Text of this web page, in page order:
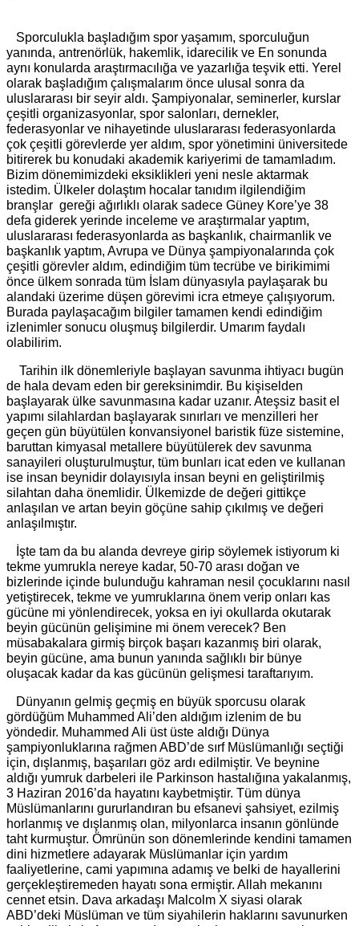
Sporculukla başladığım spor yaşamım, sporculuğun
yanında, antrenörlük, hakemlik, idarecilik ve En sonunda
aynı konularda araştırmacılığa ve yazarlığa teşvik etti. Yerel
olarak başladığım çalışmalarım önce ulusal sonra da
uluslararası bir seyir aldı. Şampiyonalar, seminerler, kurslar
çeşitli organizasyonlar, spor salonları, dernekler,
federasyonlar ve nihayetinde uluslararası federasyonlarda
çok çeşitli görevlerde yer aldım, spor yönetimini üniversitede
bitirerek bu konudaki akademik kariyerimi de tamamladım.
Bizim dönemimizdeki eksiklikleri yeni nesle aktarmak
istedim. Ülkeler dolaştım hocalar tanıdım ilgilendiğim
branşlar gereği ağırlıklı olarak sadece Güney Kore’ye 38
defa giderek yerinde inceleme ve araştırmalar yaptım,
uluslararası federasyonlarda as başkanlık, chairmanlik ve
başkanlık yaptım, Avrupa ve Dünya şampiyonalarında çok
çeşitli görevler aldım, edindiğim tüm tecrübe ve birikimimi
önce ülkem sonrada tüm İslam dünyasıyla paylaşarak bu
alandaki üzerime düşen görevimi icra etmeye çalışıyorum.
Burada paylaşacağım bilgiler tamamen kendi edindiğim
izlenimler sonucu oluşmuş bilgilerdir. Umarım faydalı
olabilirim.
Tarihin ilk dönemleriyle başlayan savunma ihtiyacı bugün
de hala devam eden bir gereksinimdir. Bu kişiselden
başlayarak ülke savunmasına kadar uzanır. Ateşsiz basit el
yapımı silahlardan başlayarak sınırları ve menzilleri her
geçen gün büyütülen konvansiyonel baristik füze sistemine,
baruttan kimyasal metallere büyütülerek dev savunma
sanayileri oluşturulmuştur, tüm bunları icat eden ve kullanan
ise insan beynidir dolayısıyla insan beyni en geliştirilmiş
silahtan daha önemlidir. Ülkemizde de değeri gittikçe
anlaşılan ve artan beyin göçüne sahip çıkılmış ve değeri
anlaşılmıştır.
İşte tam da bu alanda devreye girip söylemek istiyorum ki
tekme yumrukla nereye kadar, 50-70 arası doğan ve
bizlerinde içinde bulunduğu kahraman nesil çocuklarını nasıl
yetiştirecek, tekme ve yumruklarına önem verip onları kas
gücüne mi yönlendirecek, yoksa en iyi okullarda okutarak
beyin gücünün gelişimine mi önem verecek? Ben
müsabakalara girmiş birçok başarı kazanmış biri olarak,
beyin gücüne, ama bunun yanında sağlıklı bir bünye
oluşacak kadar da kas gücünün gelişmesi taraftarıyım.
Dünyanın gelmiş geçmiş en büyük sporcusu olarak
gördüğüm Muhammed Ali’den aldığım izlenim de bu
yöndedir. Muhammed Ali üst üste aldığı Dünya
şampiyonluklarına rağmen ABD’de sırf Müslümanlığı seçtiği
için, dışlanmış, başarıları göz ardı edilmiştir. Ve beynine
aldığı yumruk darbeleri ile Parkinson hastalığına yakalanmış,
3 Haziran 2016’da hayatını kaybetmiştir. Tüm dünya
Müslümanlarını gururlandıran bu efsanevi şahsiyet, ezilmiş
horlanmış ve dışlanmış olan, milyonlarca insanın gönlünde
taht kurmuştur. Ömrünün son dönemlerinde kendini tamamen
dini hizmetlere adayarak Müslümanlar için yardım
faaliyetlerine, cami yapımına adamış ve belki de hayallerini
gerçekleştiremeden hayatı sona ermiştir. Allah mekanını
cennet etsin. Dava arkadaşı Malcolm X siyasi olarak
ABD’deki Müslüman ve tüm siyahilerin haklarını savunurken